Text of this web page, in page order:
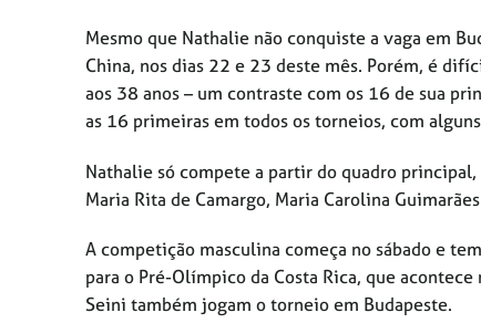
Mesmo que Nathalie não conquiste a vaga em
China, nos dias 22 e 23 deste mês. Porém, é
aos 38 anos – um contraste com os 16 de sua
as 16 primeiras em todos os torneios, com
Nathalie só compete a partir do quadro
Maria Rita de Camargo, Maria Carolina
A competição masculina começa no sábado e
para o Pré-Olímpico da Costa Rica, que
Seini também jogam o torneio em Budapeste.